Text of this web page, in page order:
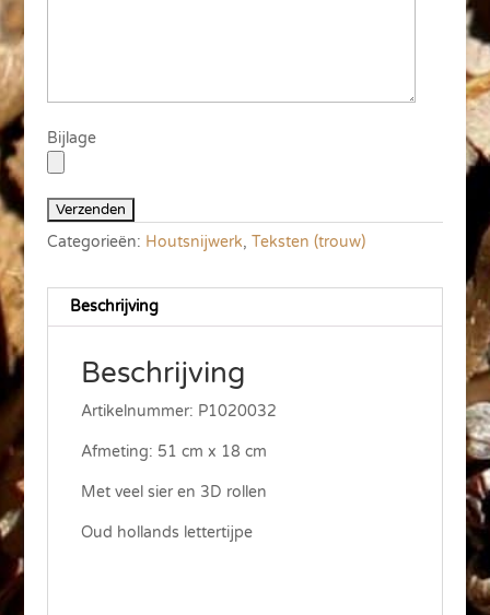
Bijlage
Categorieën: Houtsnijwerk, Teksten (trouw)
Beschrijving
Beschrijving
Artikelnummer: P1020032
Afmeting: 51 cm x 18 cm
Met veel sier en 3D rollen
Oud hollands lettertijpe